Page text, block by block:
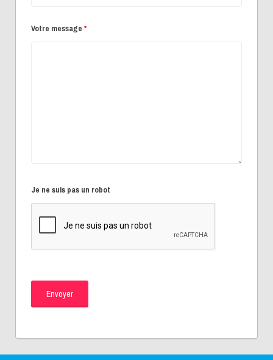
Votre message *
Je ne suis pas un robot